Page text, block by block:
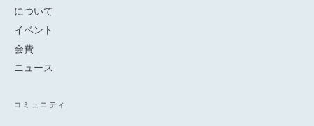
について
イベント
会費
ニュース
コミュニティ